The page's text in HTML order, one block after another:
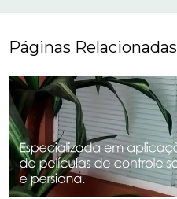
Páginas Relacionadas